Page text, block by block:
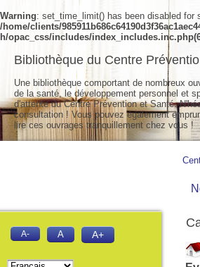
Warning: set_time_limit() has been disabled for
/home/clients/
h/opac_css/includes/
Bibliothèque du Centre
Une bibliothèque comportant de nombreux
de la santé, le développement personnel et
d'attente du Centre Prévention et Santé.
consultation ! Vous pouvez également
lire ces ouvrages tranquillement chez vous !
A- A A+